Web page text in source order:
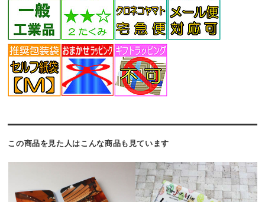
この商品を見た人はこんな商品も見ています